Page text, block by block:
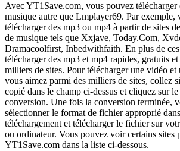
Avec YT1Save.com, vous pouvez télécharger
musique autre que Lmplayer69. Par exemple,
télécharger des mp3 ou mp4 à partir de sites
de musique tels que Xxjave, Today.Com,
Dramacoolfirst, Inbedwithfaith. En plus de
télécharger des mp3 et mp4 rapides, gratuits
milliers de sites. Pour télécharger une vidéo et
vous aimez parmi des milliers de sites, collez
copié dans le champ ci-dessus et cliquez sur
conversion. Une fois la conversion terminée,
sélectionner le format de fichier approprié
téléchargement et télécharger le fichier sur
ou ordinateur. Vous pouvez voir certains sites
YT1Save.com dans la liste ci-dessous.